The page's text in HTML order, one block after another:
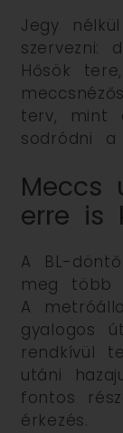
Jegy
szervezni:
Hősök
terv, mint
sodródni a
Meccs
erre is
A BL-
meg több
A
gyalogos
rendkívül
utáni
fontos
érkezés.